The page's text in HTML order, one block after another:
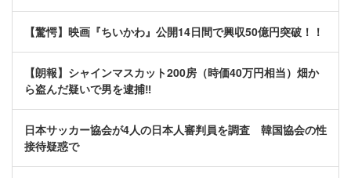
【驚愕】映画『ちいかわ』公開14日間で興収50億円突破！！
【朗報】シャインマスカット200房（時価40万円相当）畑か
ら盗んだ疑いで男を逮捕‼
日本サッカー協会が4人の日本人審判員を調査 韓国協会の性
接待疑惑で